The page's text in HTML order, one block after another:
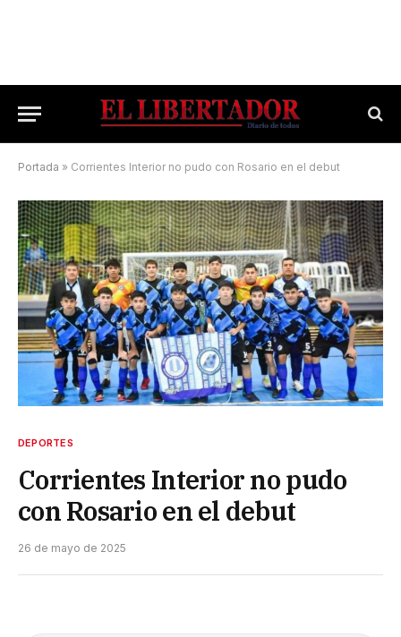
Portada » Corrientes Interior no pudo con Rosario en el debut
DEPORTES
Corrientes Interior no pudo
con Rosario en el debut
26 de mayo de 2025